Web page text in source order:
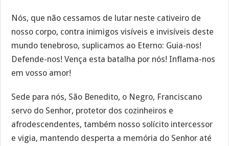
Nós, que não cessamos de lutar neste cativeiro de
nosso corpo, contra inimigos visíveis e invisíveis deste
mundo tenebroso, suplicamos ao Eterno: Guia-nos!
Defende-nos! Vença esta batalha por nós! Inflama-nos
em vosso amor!
Sede para nós, São Benedito, o Negro, Franciscano
servo do Senhor, protetor dos cozinheiros e
afrodescendentes, também nosso solícito intercessor
e vigia, mantendo desperta a memória do Senhor até